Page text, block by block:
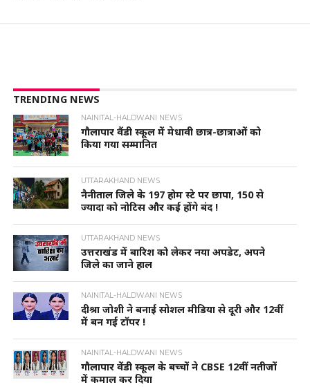
TRENDING NEWS
NAINITAL-HALDWANI NEWS
गौलापार वैंडी स्कूल में मेधावी छात्र-छात्राओं को
किया गया सम्मानित
UTTARAKHAND NEWS
नैनीताल जिले के 197 होम स्टे पर छापा, 150 से
ज्यादा को नोटिस और कई होंगे बंद !
UTTARAKHAND NEWS
उत्तराखंड में बारिश को लेकर नया अपडेट, अपने
जिले का जाने हाल
NAINITAL-HALDWANI NEWS
दीश्रा जोशी ने बनाई सोशल मीडिया से दूरी और 12वीं
में बन गई टॉपर !
NAINITAL-HALDWANI NEWS
गौलापार वेंडी स्कूल के बच्चों ने CBSE 12वीं नतीजों
में कमाल कर दिया